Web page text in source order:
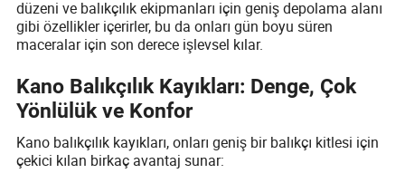
düzeni ve balıkçılık ekipmanları için geniş depolama alanı
gibi özellikler içerirler, bu da onları gün boyu süren
maceralar için son derece işlevsel kılar.
Kano Balıkçılık Kayıkları: Denge, Çok
Yönlülük ve Konfor
Kano balıkçılık kayıkları, onları geniş bir balıkçı kitlesi için
çekici kılan birkaç avantaj sunar: